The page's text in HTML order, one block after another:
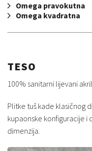
Omega pravokutna
Omega kvadratna
TESO
100% sanitarni lijevani akril
Plitke tuš kade klasičnog
kupaonske konfiguracije i
dimenzija.